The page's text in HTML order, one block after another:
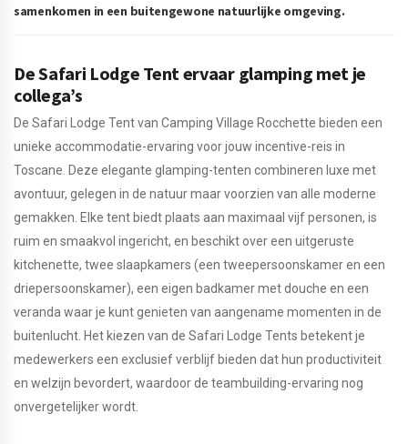
samenkomen in een buitengewone natuurlijke omgeving.
De Safari Lodge Tent ervaar glamping met je
collega’s
De Safari Lodge Tent van Camping Village Rocchette bieden een
unieke accommodatie-ervaring voor jouw incentive-reis in
Toscane. Deze elegante glamping-tenten combineren luxe met
avontuur, gelegen in de natuur maar voorzien van alle moderne
gemakken. Elke tent biedt plaats aan maximaal vijf personen, is
ruim en smaakvol ingericht, en beschikt over een uitgeruste
kitchenette, twee slaapkamers (een tweepersoonskamer en een
driepersoonskamer), een eigen badkamer met douche en een
veranda waar je kunt genieten van aangename momenten in de
buitenlucht. Het kiezen van de Safari Lodge Tents betekent je
medewerkers een exclusief verblijf bieden dat hun productiviteit
en welzijn bevordert, waardoor de teambuilding-ervaring nog
onvergetelijker wordt.